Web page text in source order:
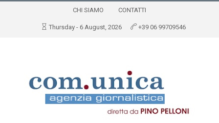
CHI SIAMO CONTATTI
Thursday - 6 August, 2026 +39 06 99709546